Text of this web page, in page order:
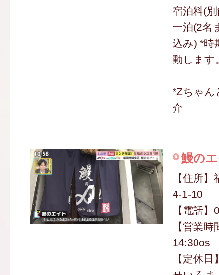
宿泊料(
一泊(2名
込み) *時
動します
*Zちゃん
介
鰻の
【住所
4-1-10
【電話
【営業
14:30os
【定休日